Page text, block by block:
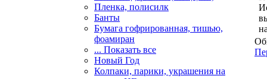
Пленка, полисилк
Банты
Бумага гофрированная, тишью,
фоамиран
... Показать все
Новый Год
Колпаки, парики, украшения на